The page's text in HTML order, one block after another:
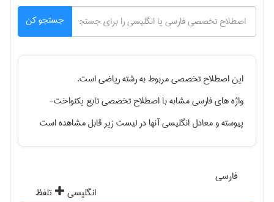
جستجو کن
این اصطلاح تخصصی مربوط به رشتهرياضیاست.
واژه های فارسی مشابه با اصطلاح تخصصیتابع یکنواخت-
پیوستهو معادل انگلیسی آنها در لیست زیر قابل مشاهده است
فارسی
انگلیسی
تلفظ